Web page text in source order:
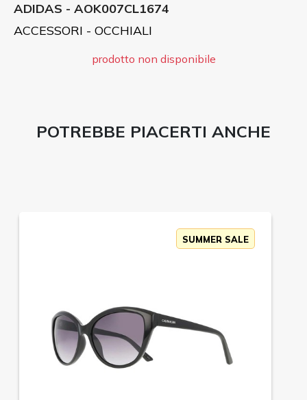
ADIDAS - AOK007CL1674
ACCESSORI - OCCHIALI
prodotto non disponibile
POTREBBE PIACERTI ANCHE
SUMMER SALE